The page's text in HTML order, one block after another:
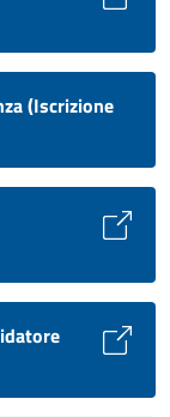
(Iscrizione